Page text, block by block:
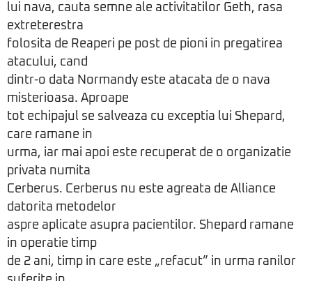
lui nava, cauta semne ale activitatilor Geth, rasa
extreterestra
folosita de Reaperi pe post de pioni in pregatirea
atacului, cand
dintr-o data Normandy este atacata de o nava
misterioasa. Aproape
tot echipajul se salveaza cu exceptia lui Shepard,
care ramane in
urma, iar mai apoi este recuperat de o organizatie
privata numita
Cerberus. Cerberus nu este agreata de Alliance
datorita metodelor
aspre aplicate asupra pacientilor. Shepard ramane
in operatie timp
de 2 ani, timp in care este „refacut” in urma ranilor